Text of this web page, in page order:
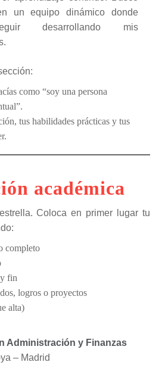
un equipo dinámico donde
desarrollando mis
como “soy una persona
tus habilidades prácticas y tus
académica
Coloca en primer lugar tu
completo
fin
logros o proyectos
alta)
Administración y Finanzas
– Madrid